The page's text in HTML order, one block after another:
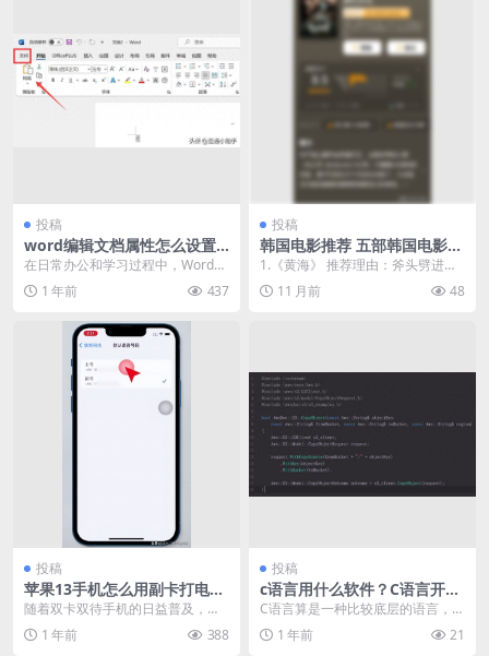
投稿
word编辑文档属性怎么设置
（文档属性在哪里找）
在日常办公和学习过程中，Word文
档是我们最常使用的工具之一。当
我们创建一篇文档...
1 年前 437
投稿
韩国电影推荐 五部韩国电影核
弹级推荐
1.《黄海》 推荐理由：斧头劈进头
骨声，听得人牙齿打颤！ 河正宇演
的中国朝鲜族司...
11 月前 48
投稿
苹果13手机怎么用副卡打电话
（iphone13怎么切换主副
卡）
随着双卡双待手机的日益普及，很
多人在使用苹果手机时都会遇到一
个问题：如何选择卡1...
1 年前 388
投稿
c语言用什么软件？C语言开发
工具介绍
C语言算是一种比较底层的语言，要
求你对计算机底层有一定的了解，
比如内存的关机，寄...
1 年前 21